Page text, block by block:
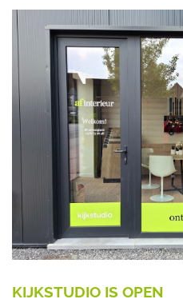
KIJKSTUDIO IS OPEN